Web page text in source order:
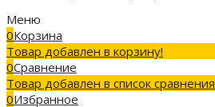
Меню
0Корзина
Товар добавлен в корзину!
0Сравнение
Товар добавлен в список сравнения
0Избранное